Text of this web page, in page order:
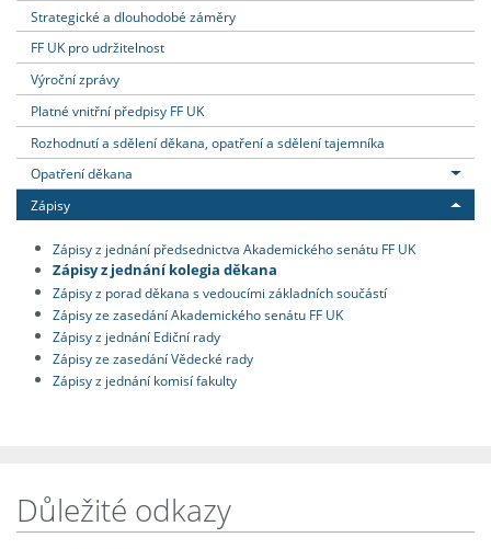
Strategické a dlouhodobé záměry
FF UK pro udržitelnost
Výroční zprávy
Platné vnitřní předpisy FF UK
Rozhodnutí a sdělení děkana, opatření a sdělení tajemníka
Opatření děkana
Zápisy
Zápisy z jednání předsednictva Akademického senátu FF UK
Zápisy z jednání kolegia děkana
Zápisy z porad děkana s vedoucími základních součástí
Zápisy ze zasedání Akademického senátu FF UK
Zápisy z jednání Ediční rady
Zápisy ze zasedání Vědecké rady
Zápisy z jednání komisí fakulty
Důležité odkazy